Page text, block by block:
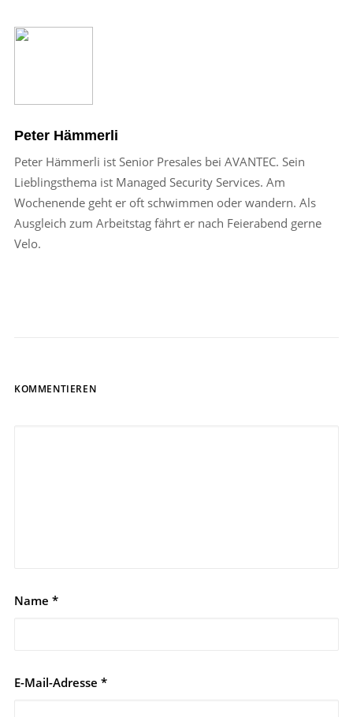
Peter Hämmerli
Peter Hämmerli ist Senior Presales bei AVANTEC. Sein
Lieblingsthema ist Managed Security Services. Am
Wochenende geht er oft schwimmen oder wandern. Als
Ausgleich zum Arbeitstag fährt er nach Feierabend gerne
Velo.
KOMMENTIEREN
Name *
E-Mail-Adresse *